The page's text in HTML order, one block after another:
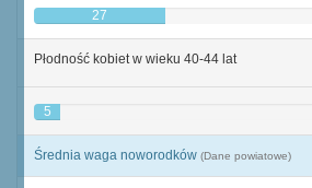
27
Płodność kobiet w wieku 40-44 lat
5
Średnia waga noworodków (Dane powiatowe)